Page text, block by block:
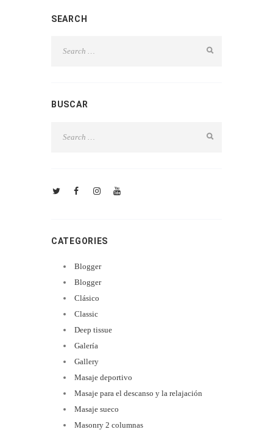
SEARCH
BUSCAR
CATEGORIES
Blogger
Blogger
Clásico
Classic
Deep tissue
Galería
Gallery
Masaje deportivo
Masaje para el descanso y la relajación
Masaje sueco
Masonry 2 columnas